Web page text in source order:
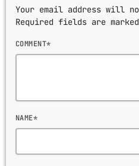
Your email address will
Required fields are
COMMENT*
NAME*